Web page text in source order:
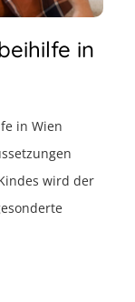
in
in Wien
wird der